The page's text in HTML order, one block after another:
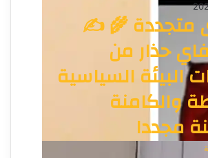
متجددة 🌾 ✍️
حذار من
البيئة السياسية
والكامنة
مجددا